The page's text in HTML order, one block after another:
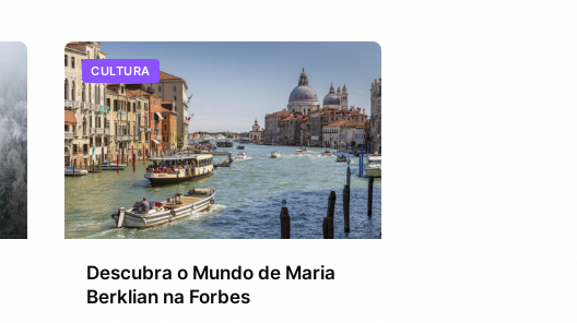
quanto um repórter de…
CULTURA
Descubra o Mundo de Maria
Berklian na Forbes